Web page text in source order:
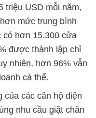
triệu USD mỗi năm,
mức trung bình
có hơn 15.300 cửa
được thành lập chỉ
nhiên, hơn 96% vẫn
cá thể.
của các căn hộ diện
nhu cầu giặt chăn